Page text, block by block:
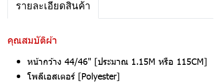
รายละเอียดสินค้า
คุณสมบัติผ้า
หน้ากว้าง 44/46" [ประมาณ 1.15M หรือ 115CM]
โพลีเอสเตอร์ [Polyester]